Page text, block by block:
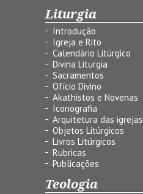
Liturgia
Introdução
Igreja e Rito
Calendário Litúrgico
Divina Liturgia
Sacramentos
Ofício Divino
Akathistos e Novenas
Iconografia
Arquitetura das igrejas
Objetos Litúrgicos
Livros Litúrgicos
Rubricas
Publicações
Teologia